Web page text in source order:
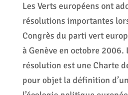
Les Verts européens ont
résolutions importantes
Congrès du parti vert
à Genève en octobre 2006.
résolution est une Charte
pour objet la définition